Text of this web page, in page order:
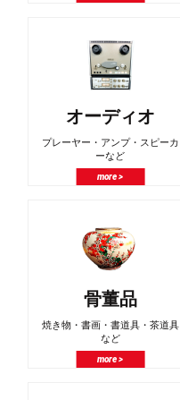
オーディオ
プレーヤー・アンプ・スピーカ
ーなど
more >
骨董品
焼き物・書画・書道具・茶道具
など
more >